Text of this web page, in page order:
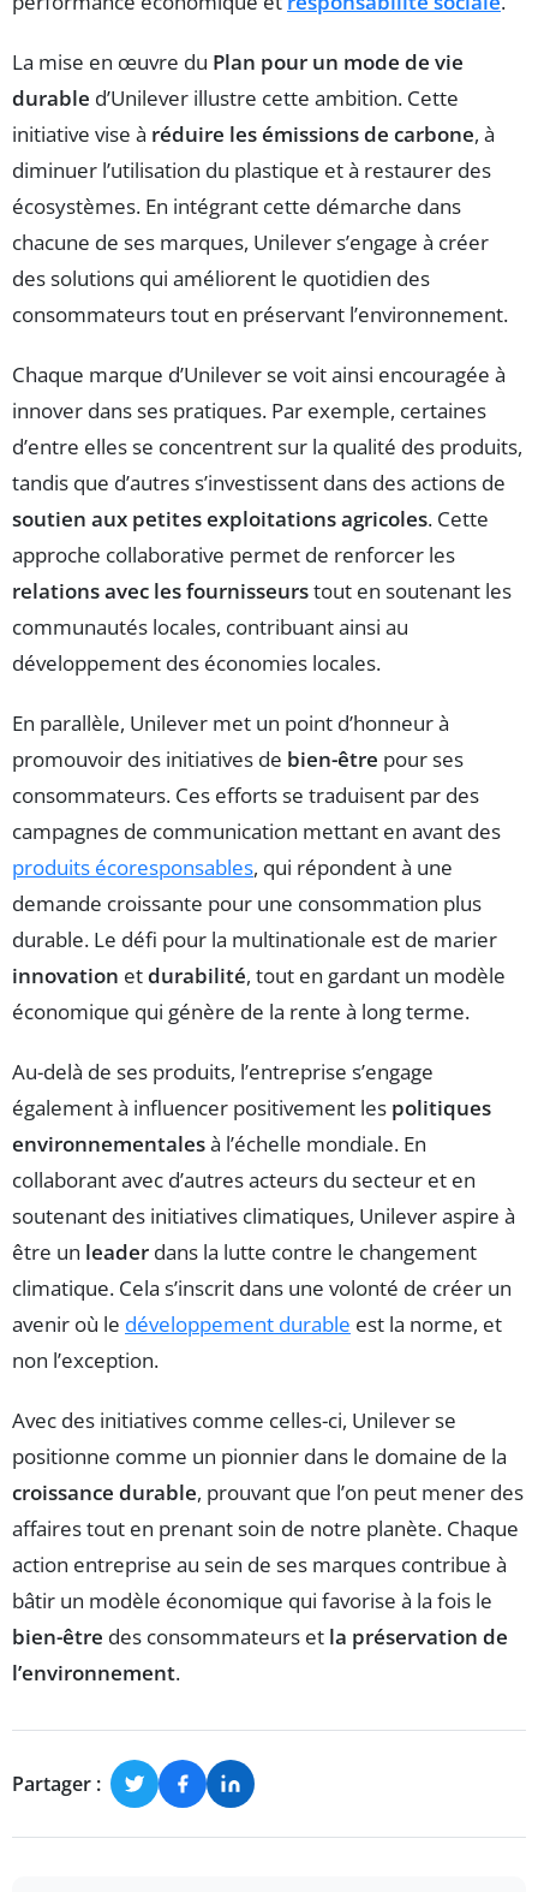
La mise en œuvre du Plan pour un mode de vie
durable d’Unilever illustre cette ambition. Cette
initiative vise à réduire les émissions de carbone, à
diminuer l’utilisation du plastique et à restaurer des
écosystèmes. En intégrant cette démarche dans
chacune de ses marques, Unilever s’engage à créer
des solutions qui améliorent le quotidien des
consommateurs tout en préservant l’environnement.
Chaque marque d’Unilever se voit ainsi encouragée à
innover dans ses pratiques. Par exemple, certaines
d’entre elles se concentrent sur la qualité des produits,
tandis que d’autres s’investissent dans des actions de
soutien aux petites exploitations agricoles. Cette
approche collaborative permet de renforcer les
relations avec les fournisseurstout en soutenant les
communautés locales, contribuant ainsi au
développement des économies locales.
En parallèle, Unilever met un point d’honneur à
promouvoir des initiatives de bien-être pour ses
consommateurs. Ces efforts se traduisent par des
campagnes de communication mettant en avant des
produits écoresponsables, qui répondent à une
demande croissante pour une consommation plus
durable. Le défi pour la multinationale est de marier
innovation etdurabilité, tout en gardant un modèle
économique qui génère de la rente à long terme.
Au-delà de ses produits, l’entreprise s’engage
également à influencer positivement les politiques
environnementalesà l’échelle mondiale. En
collaborant avec d’autres acteurs du secteur et en
soutenant des initiatives climatiques, Unilever aspire à
être un leader dans la lutte contre le changement
climatique. Cela s’inscrit dans une volonté de créer un
avenir où le développement durable est la norme, et
non l’exception.
Avec des initiatives comme celles-ci, Unilever se
positionne comme un pionnier dans le domaine de la
croissance durable, prouvant que l’on peut mener des
affaires tout en prenant soin de notre planète. Chaque
action entreprise au sein de ses marques contribue à
bâtir un modèle économique qui favorise à la fois le
bien-être des consommateurs et la préservation de
l’environnement.
Partager :